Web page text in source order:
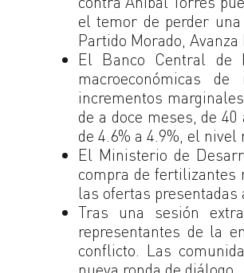
el temor de perder
Partido Morado,
El Banco Central de
macroeconómicas
incrementos
de a doce meses, de
de 4.6% a 4.9%, el
El Ministerio de
compra de fertilizantes
las ofertas
Tras una sesión
representantes de la
conflicto. Las